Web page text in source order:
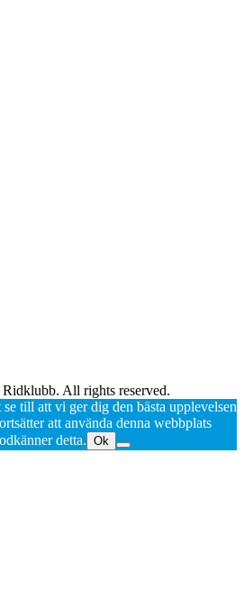
All rights reserved.
till att vi ger dig den bästa upplevelsen
att använda denna webbplats
detta. Ok